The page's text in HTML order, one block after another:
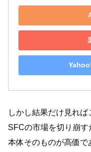
しかし結果だけ見れば
SFCの市場を切り崩す
本体そのものが高価